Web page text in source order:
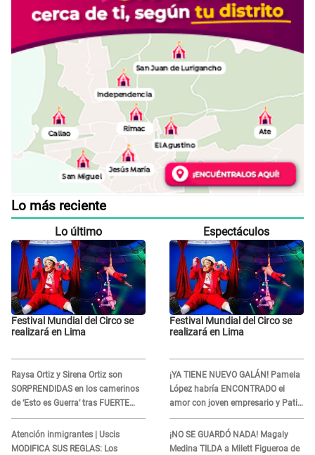
Lo más reciente
Lo último
Festival Mundial del Circo se
realizará en Lima
Raysa Ortiz y Sirena Ortiz son
SORPRENDIDAS en los camerinos
de ‘Esto es Guerra’ tras FUERTE
ENFRENTAMIENTO con Gabriel
Moisés: “Gracias”
Atención inmigrantes | Uscis
MODIFICA SUS REGLAS: Los
Espectáculos
Festival Mundial del Circo se
realizará en Lima
¡YA TIENE NUEVO GALÁN! Pamela
López habría ENCONTRADO el
amor con joven empresario y Pati
Lorena la ECHA en VIVO
¡NO SE GUARDÓ NADA! Magaly
Medina TILDA a Milett Figueroa de